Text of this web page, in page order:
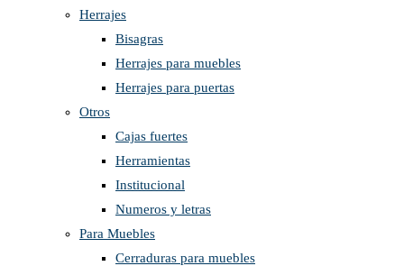
Herrajes
Bisagras
Herrajes para muebles
Herrajes para puertas
Otros
Cajas fuertes
Herramientas
Institucional
Numeros y letras
Para Muebles
Cerraduras para muebles